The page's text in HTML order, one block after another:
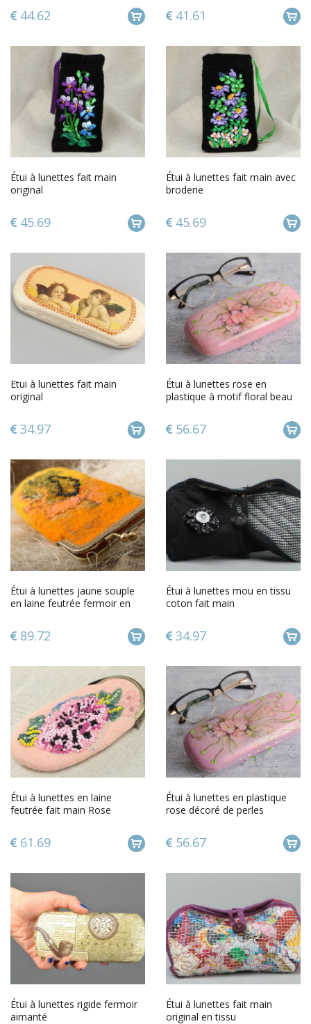
femme
44.62 41.61
Étui à lunettes fait main
original
45.69
Étui à lunettes fait main avec
broderie
45.69
Etui à lunettes fait main
original
34.97
Étui à lunettes rose en
plastique à motif floral beau
56.67
Étui à lunettes jaune souple
en laine feutrée fermoir en
89.72
Étui à lunettes mou en tissu
coton fait main
34.97
Étui à lunettes en laine
feutrée fait main Rose
61.69
Étui à lunettes en plastique
rose décoré de perles
56.67
Étui à lunettes rigide fermoir
aimanté
Étui à lunettes fait main
original en tissu